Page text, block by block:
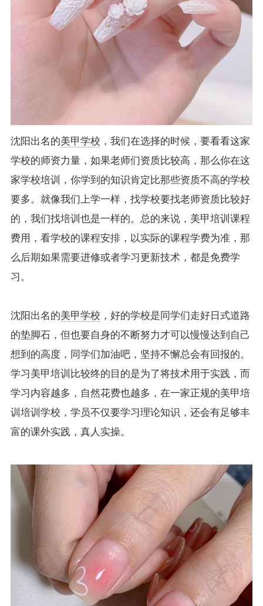
沈阳出名的美甲学校 ，我们在选择的时候，要看看这家
学校的师资力量，如果老师们资质比较高，那么你在这
家学校培训，你学到的知识肯定比那些资质不高的学校
要多。就像我们上学一样，找学校要找老师资质比较好
的，我们找培训也是一样的。总的来说，美甲培训课程
费用，看学校的课程安排，以实际的课程学费为准，那
么后期如果需要进修或者学习更新技术，都是免费学
习。
沈阳出名的美甲学校 ，好的学校是同学们走好日式道路
的垫脚石，但也要自身的不断努力才可以慢慢达到自己
想到的高度，同学们加油吧，坚持不懈总会有回报的。
学习美甲培训比较终的目的是为了将技术用于实践，而
学习内容越多，自然花费也越多，在一家正规的美甲培
训培训学校，学员不仅要学习理论知识，还会有足够丰
富的课外实践，真人实操。